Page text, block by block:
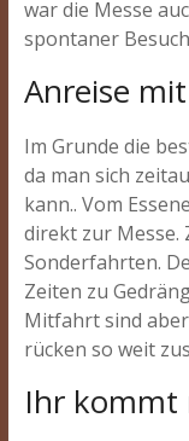
war die Messe
spontaner
Anreise
Im Grunde die
da man sich
kann.. Vom
direkt zur Messe.
Sonderfahrten.
Zeiten zu
Mitfahrt sind
rücken so weit
Ihr kommt